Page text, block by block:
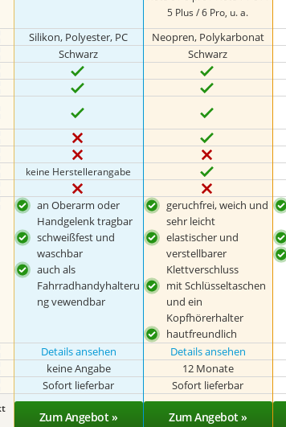
5 Plus / 6 Pro, u. a.
Silikon, Polyester, PC Neopren, Polykarbonat
Schwarz Schwarz
keine Herstellerangabe
an Oberarm oder
Handgelenk tragbar
schweißfest und
waschbar
auch als
Fahrradhandyhalteru
ng vewendbar
geruchfrei, weich und
sehr leicht
elastischer und
verstellbarer
Klettverschluss
mit Schlüsseltaschen
und ein
Kopfhörerhalter
hautfreundlich
Details ansehen Details ansehen
keine Angabe 12 Monate
Sofort lieferbar Sofort lieferbar
Zum Angebot » Zum Angebot »